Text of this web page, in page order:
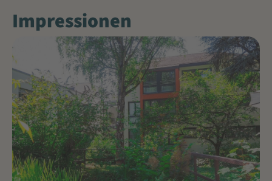
Impressionen